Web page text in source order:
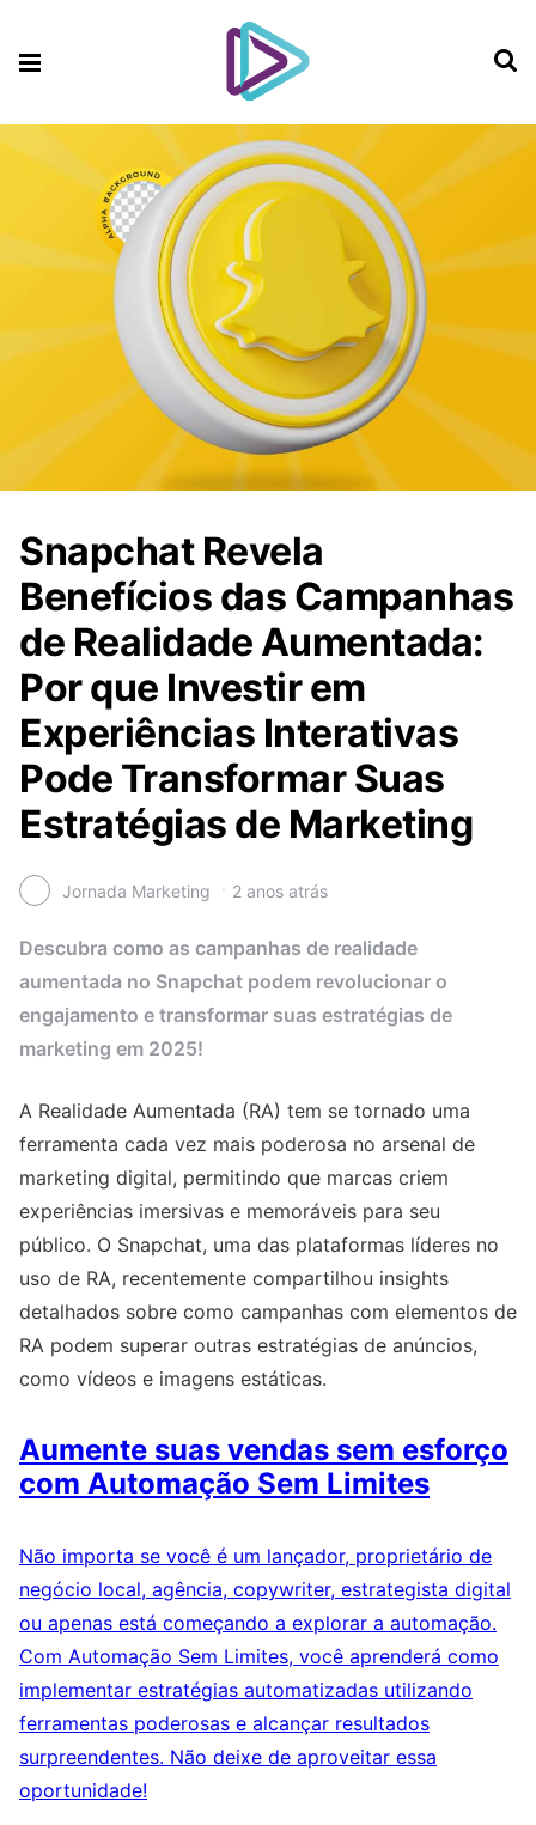
Snapchat Revela
Benefícios das Campanhas
de Realidade Aumentada:
Por que Investir em
Experiências Interativas
Pode Transformar Suas
Estratégias de Marketing
Jornada Marketing 2 anos atrás
Descubra como as campanhas de realidade
aumentada no Snapchat podem revolucionar o
engajamento e transformar suas estratégias de
marketing em 2025!
A Realidade Aumentada (RA) tem se tornado uma
ferramenta cada vez mais poderosa no arsenal de
marketing digital, permitindo que marcas criem
experiências imersivas e memoráveis para seu
público. O Snapchat, uma das plataformas líderes no
uso de RA, recentemente compartilhou insights
detalhados sobre como campanhas com elementos de
RA podem superar outras estratégias de anúncios,
como vídeos e imagens estáticas.
Aumente suas vendas sem esforço
com Automação Sem Limites
Não importa se você é um lançador, proprietário de
negócio local, agência, copywriter, estrategista digital
ou apenas está começando a explorar a automação.
Com Automação Sem Limites, você aprenderá como
implementar estratégias automatizadas utilizando
ferramentas poderosas e alcançar resultados
surpreendentes. Não deixe de aproveitar essa
oportunidade!